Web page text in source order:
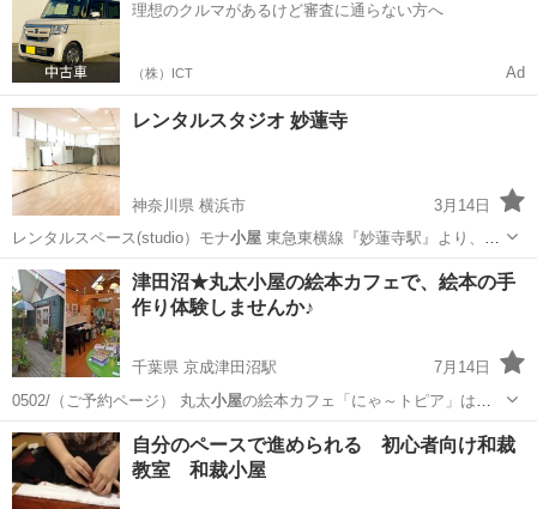
理想のクルマがあるけど審査に通らない方へ
（株）ICT Ad
レンタルスタジオ 妙蓮寺
神奈川県 横浜市
3月14日
レンタルスペース(studio）モナ小屋東急東横線『妙蓮寺駅』より、
徒…
神奈川 横浜市 その他 小屋
津田沼★丸太小屋の絵本カフェで、絵本の手
作り体験しませんか♪
千葉県 京成津田沼駅
7月14日
0502/（ご予約ページ） 丸太小屋の絵本カフェ「にゃ～トピア」は、
木のぬ…
千葉 習志野市 京成津田沼駅 その他 小屋
自分のペースで進められる 初心者向け和裁
教室 和裁小屋